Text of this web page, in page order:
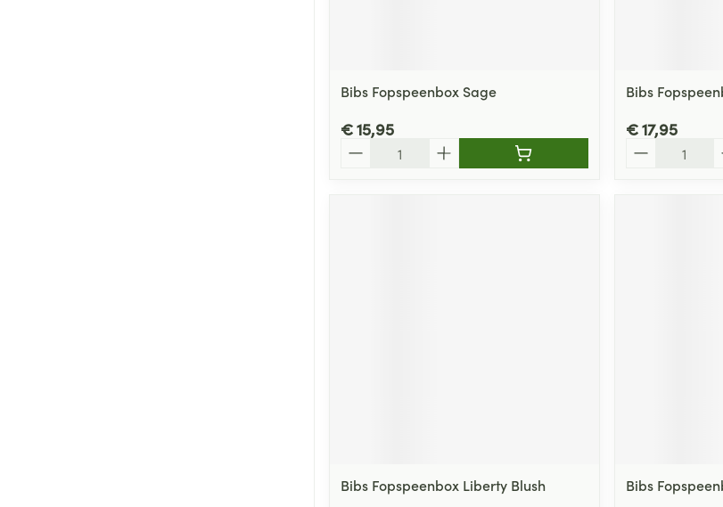
Bibs Fopspeenbox Sage
€ 15,95
Bibs
€ 17,95
Bibs Fopspeenbox Liberty Blush Bibs